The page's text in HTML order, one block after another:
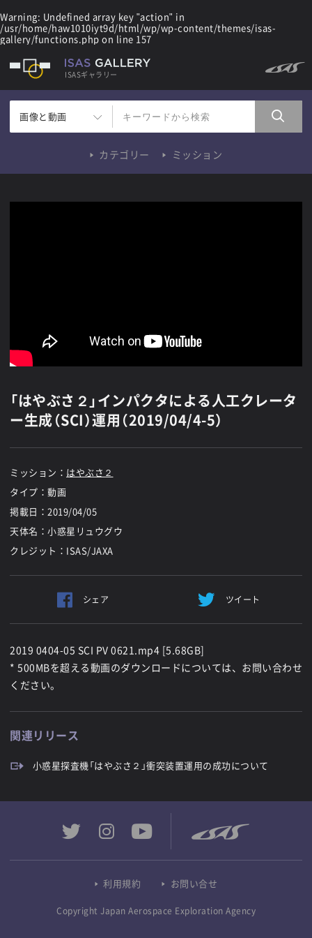
Warning: Undefined array key "action" in
/usr/home/haw1010iyt9d/html/wp/wp-content/themes/isas-
gallery/functions.php on line 157
ISASギャラリー
画像と動画
カテゴリー ミッション
「はやぶさ２」インパクタによる人工クレータ
ー生成（SCI）運用（2019/04/4-5）
ミッション： はやぶさ２
タイプ：動画
掲載日： 2019/04/05
天体名：小惑星リュウグウ
クレジット：ISAS/JAXA
シェア ツイート
2019 0404-05 SCI PV 0621.mp4 [5.68GB]
* 500MBを超える動画のダウンロードについては、お問い合わせ
ください。
関連リリース
小惑星探査機「はやぶさ２」衝突装置運用の成功について
利用規約 お問い合せ
Copyright Japan Aerospace Exploration Agency